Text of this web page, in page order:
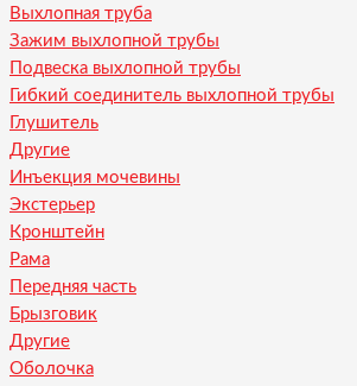
Выхлопная труба
Зажим выхлопной трубы
Подвеска выхлопной трубы
Гибкий соединитель выхлопной трубы
Глушитель
Другие
Инъекция мочевины
Экстерьер
Кронштейн
Рама
Передняя часть
Брызговик
Другие
Оболочка